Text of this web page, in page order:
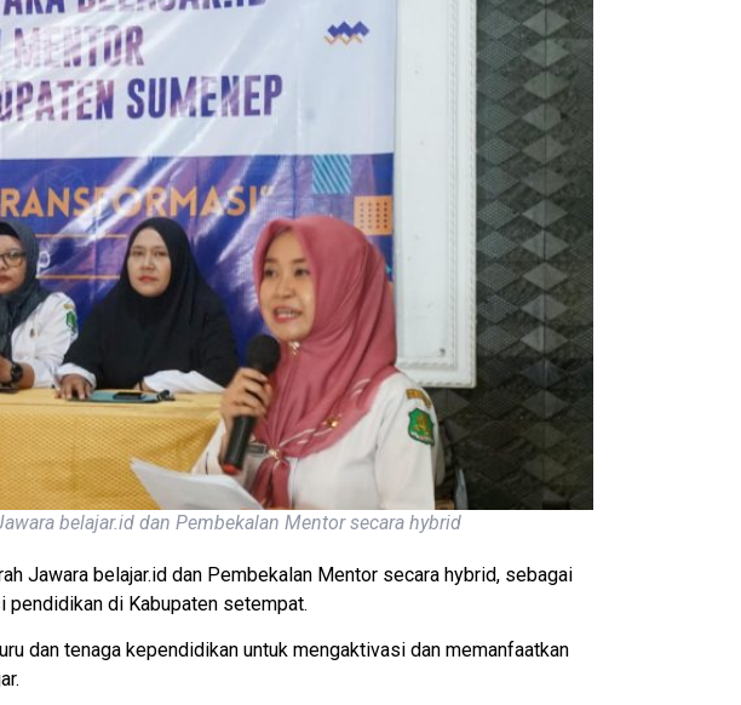
belajar.id dan Pembekalan Mentor secara hybrid
Jawara belajar.id dan Pembekalan Mentor secara hybrid, sebagai
pendidikan di Kabupaten setempat.
dan tenaga kependidikan untuk mengaktivasi dan memanfaatkan